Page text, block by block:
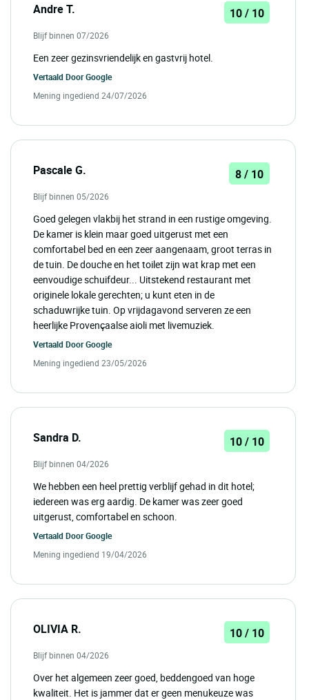
Andre T. 10 / 10
Blijf binnen 07/2026
Een zeer gezinsvriendelijk en gastvrij hotel.
Vertaald DoorGoogle
Mening ingediend 24/07/2026
Pascale G. 8 / 10
Blijf binnen 05/2026
Goed gelegen vlakbij het strand in een rustige omgeving.
De kamer is klein maar goed uitgerust met een
comfortabel bed en een zeer aangenaam, groot terras in
de tuin. De douche en het toilet zijn wat krap met een
eenvoudige schuifdeur... Uitstekend restaurant met
originele lokale gerechten; u kunt eten in de
schaduwrijke tuin. Op vrijdagavond serveren ze een
heerlijke Provençaalse aioli met livemuziek.
Vertaald DoorGoogle
Mening ingediend 23/05/2026
Sandra D. 10 / 10
Blijf binnen 04/2026
We hebben een heel prettig verblijf gehad in dit hotel;
iedereen was erg aardig. De kamer was zeer goed
uitgerust, comfortabel en schoon.
Vertaald DoorGoogle
Mening ingediend 19/04/2026
OLIVIA R. 10 / 10
Blijf binnen 04/2026
Over het algemeen zeer goed, beddengoed van hoge
kwaliteit. Het is jammer dat er geen menukeuze was